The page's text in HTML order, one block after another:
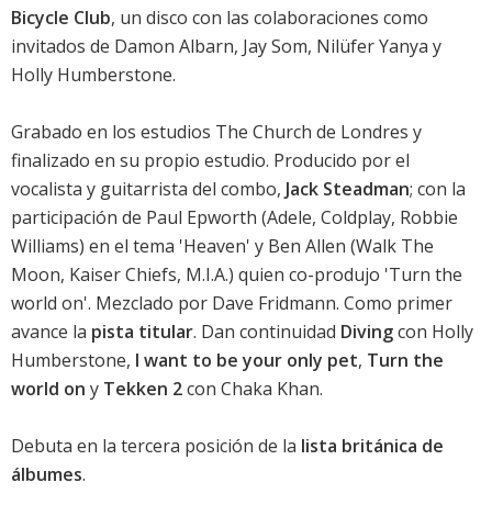
Bicycle Club, un disco con las colaboraciones como
invitados de Damon Albarn, Jay Som, Nilüfer Yanya y
Holly Humberstone.
Grabado en los estudios The Church de Londres y
finalizado en su propio estudio. Producido por el
vocalista y guitarrista del combo, Jack Steadman; con la
participación de Paul Epworth (Adele, Coldplay, Robbie
Williams) en el tema 'Heaven' y Ben Allen (Walk The
Moon, Kaiser Chiefs, M.I.A.) quien co-produjo 'Turn the
world on'. Mezclado por Dave Fridmann. Como primer
avance la pista titular. Dan continuidad Divingcon Holly
Humberstone, I want to be your only pet, Turn the
world on y Tekken 2con Chaka Khan.
Debuta en la tercera posición de la lista británica de
álbumes.